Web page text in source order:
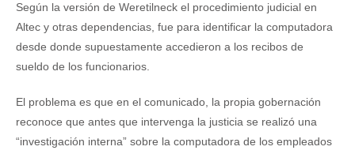
Según la versión de Weretilneck el procedimiento judicial en
Altec y otras dependencias, fue para identificar la computadora
desde donde supuestamente accedieron a los recibos de
sueldo de los funcionarios.
El problema es que en el comunicado, la propia gobernación
reconoce que antes que intervenga la justicia se realizó una
“investigación interna” sobre la computadora de los empleados